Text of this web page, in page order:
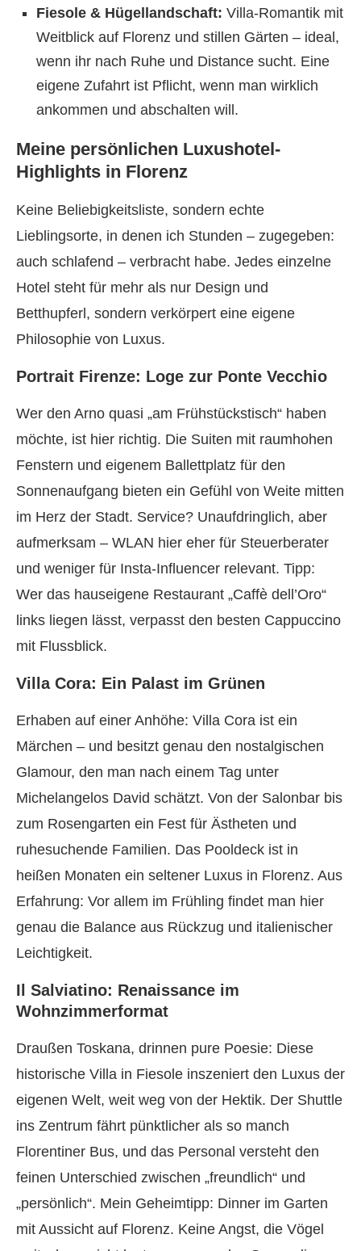
Fiesole & Hügellandschaft: Villa-Romantik mit
Weitblick auf Florenz und stillen Gärten – ideal,
wenn ihr nach Ruhe und Distance sucht. Eine
eigene Zufahrt ist Pflicht, wenn man wirklich
ankommen und abschalten will.
Meine persönlichen Luxushotel-
Highlights in Florenz
Keine Beliebigkeitsliste, sondern echte
Lieblingsorte, in denen ich Stunden – zugegeben:
auch schlafend – verbracht habe. Jedes einzelne
Hotel steht für mehr als nur Design und
Betthupferl, sondern verkörpert eine eigene
Philosophie von Luxus.
Portrait Firenze: Loge zur Ponte Vecchio
Wer den Arno quasi „am Frühstückstisch“ haben
möchte, ist hier richtig. Die Suiten mit raumhohen
Fenstern und eigenem Ballettplatz für den
Sonnenaufgang bieten ein Gefühl von Weite mitten
im Herz der Stadt. Service? Unaufdringlich, aber
aufmerksam – WLAN hier eher für Steuerberater
und weniger für Insta-Influencer relevant. Tipp:
Wer das hauseigene Restaurant „Caffè dell’Oro“
links liegen lässt, verpasst den besten Cappuccino
mit Flussblick.
Villa Cora: Ein Palast im Grünen
Erhaben auf einer Anhöhe: Villa Cora ist ein
Märchen – und besitzt genau den nostalgischen
Glamour, den man nach einem Tag unter
Michelangelos David schätzt. Von der Salonbar bis
zum Rosengarten ein Fest für Ästheten und
ruhesuchende Familien. Das Pooldeck ist in
heißen Monaten ein seltener Luxus in Florenz. Aus
Erfahrung: Vor allem im Frühling findet man hier
genau die Balance aus Rückzug und italienischer
Leichtigkeit.
Il Salviatino: Renaissance im
Wohnzimmerformat
Draußen Toskana, drinnen pure Poesie: Diese
historische Villa in Fiesole inszeniert den Luxus der
eigenen Welt, weit weg von der Hektik. Der Shuttle
ins Zentrum fährt pünktlicher als so manch
Florentiner Bus, und das Personal versteht den
feinen Unterschied zwischen „freundlich“ und
„persönlich“. Mein Geheimtipp: Dinner im Garten
mit Aussicht auf Florenz. Keine Angst, die Vögel